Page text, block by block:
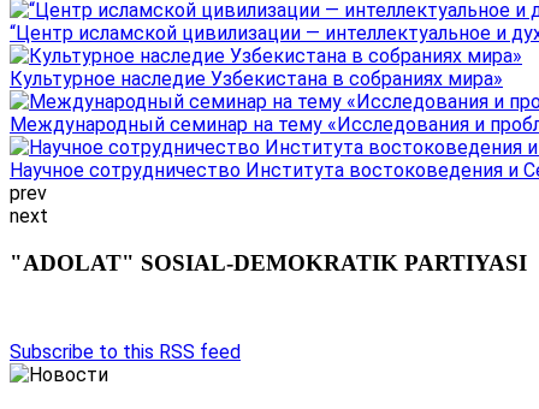
“Центр исламской цивилизации — интеллектуальное и
Культурное наследие Узбекистана в собраниях мира»
Международный семинар на тему «Исследования и
Научное сотрудничество Института востоковедения и
prev
next
"ADOLAT" SOSIAL-DEMOKRATIK PARTIYASI
Subscribe to this RSS feed